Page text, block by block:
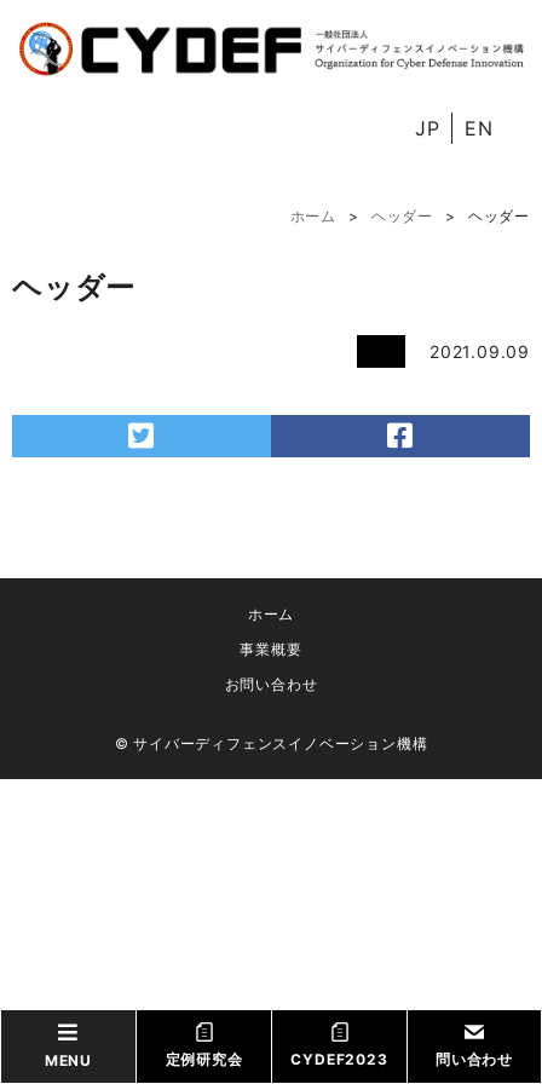
EN
JP
ホーム ヘッダー ヘッダー
ヘッダー
2021.09.09
ホーム
事業概要
お問い合わせ
© サイバーディフェンスイノベーション機構
MENU 定例研究会 CYDEF2023 問い合わせ